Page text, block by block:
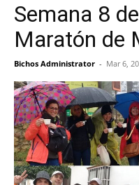
Semana 8
Maratón de
Bichos Administrator - Mar 6,